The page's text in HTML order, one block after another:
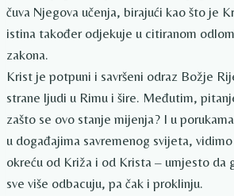
čuva Njegova učenja, birajući kao što je
istina također odjekuje u citiranom
zakona.
Krist je potpuni i savršeni odraz Božje
strane ljudi u Rimu i šire. Međutim,
zašto se ovo stanje mijenja? I u
u događajima savremenog svijeta,
okreću od Križa i od Krista – umjesto da
sve više odbacuju, pa čak i proklinju.